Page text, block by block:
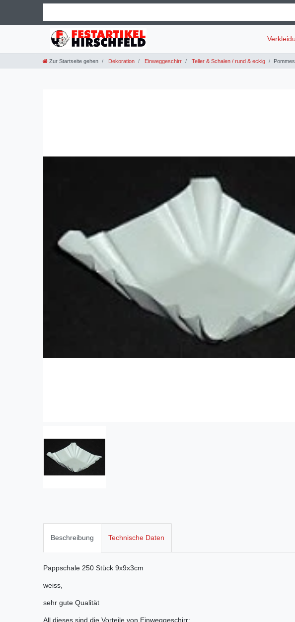
Zur Startseite gehen Dekoration Einweggeschirr Teller & Schalen / rund & eckig
Beschreibung Technische Daten
Pappschale 250 Stück 9x9x3cm
weiss,
sehr gute Qualität
All dieses sind die Vorteile von Einweggeschirr: